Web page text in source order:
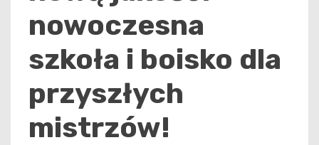
nowoczesna
szkoła i boisko dla
przyszłych
mistrzów!